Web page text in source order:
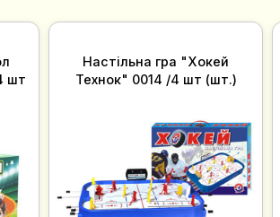
шт
Настільна гра "Хокей
Технок" 0014 /4 шт (шт.)